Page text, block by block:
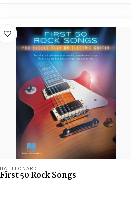
HAL LEONARD
First 50 Rock Songs